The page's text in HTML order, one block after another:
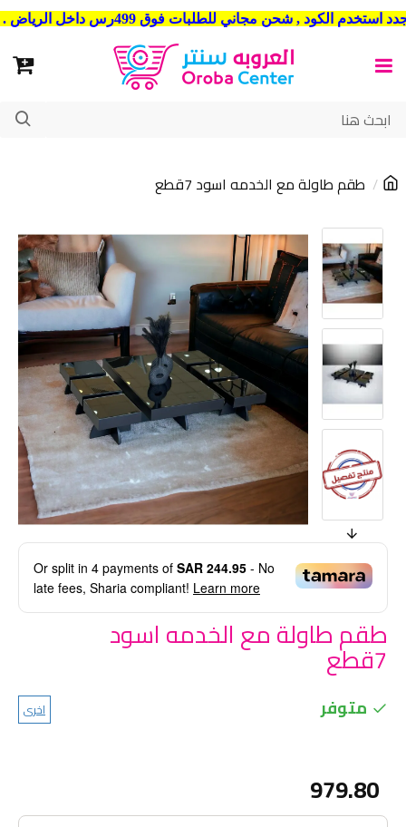
شحن مجاني للطلبات فوق 499رس داخل الرياض . وشحن الي جميع مدن المملكة العربية السعودية
طقم طاولة مع الخدمه اسود 7قطع
Or split in 4 payments of SAR 244.95 - No
late fees, Sharia compliant! Learn more
طقم طاولة مع الخدمه اسود
7قطع
متوفر اخرى
979.80